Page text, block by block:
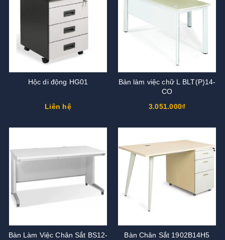
Hộc di động HG01
Liên hệ
Bàn làm việc chữ L BLT(P)14-
CO
3.051.000₫
Bàn Làm Việc Chân Sắt BS12-
Bàn Chân Sắt 1902B14H5